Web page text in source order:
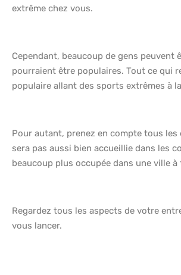
extrême chez vous.
Cependant, beaucoup de gens peuvent
pourraient être populaires. Tout ce qui
populaire allant des sports extrêmes à
Pour autant, prenez en compte tous les
sera pas aussi bien accueillie dans les
beaucoup plus occupée dans une ville
Regardez tous les aspects de votre
vous lancer.